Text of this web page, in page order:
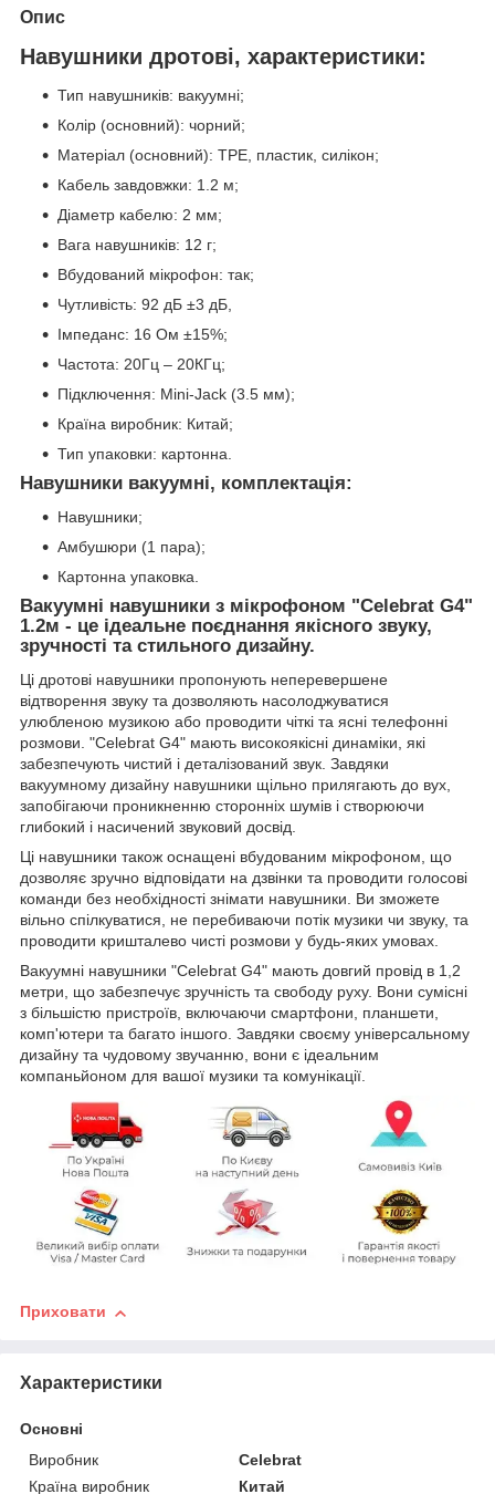
Опис
Навушники дротові, характеристики:
Тип навушників: вакуумні;
Колір (основний): чорний;
Матеріал (основний): TPE, пластик, силікон;
Кабель завдовжки: 1.2 м;
Діаметр кабелю: 2 мм;
Вага навушників: 12 г;
Вбудований мікрофон: так;
Чутливість: 92 дБ ±3 дБ,
Імпеданс: 16 Ом ±15%;
Частота: 20Гц – 20КГц;
Підключення: Mini-Jack (3.5 мм);
Країна виробник: Китай;
Тип упаковки: картонна.
Навушники вакуумні, комплектація:
Навушники;
Амбушюри (1 пара);
Картонна упаковка.
Вакуумні навушники з мікрофоном "Celebrat G4"
1.2м - це ідеальне поєднання якісного звуку,
зручності та стильного дизайну.
Ці дротові навушники пропонують неперевершене
відтворення звуку та дозволяють насолоджуватися
улюбленою музикою або проводити чіткі та ясні телефонні
розмови. "Celebrat G4" мають високоякісні динаміки, які
забезпечують чистий і деталізований звук. Завдяки
вакуумному дизайну навушники щільно прилягають до вух,
запобігаючи проникненню сторонніх шумів і створюючи
глибокий і насичений звуковий досвід.
Ці навушники також оснащені вбудованим мікрофоном, що
дозволяє зручно відповідати на дзвінки та проводити голосові
команди без необхідності знімати навушники. Ви зможете
вільно спілкуватися, не перебиваючи потік музики чи звуку, та
проводити кришталево чисті розмови у будь-яких умовах.
Вакуумні навушники "Celebrat G4" мають довгий провід в 1,2
метри, що забезпечує зручність та свободу руху. Вони сумісні
з більшістю пристроїв, включаючи смартфони, планшети,
комп'ютери та багато іншого. Завдяки своєму універсальному
дизайну та чудовому звучанню, вони є ідеальним
компаньйоном для вашої музики та комунікації.
Приховати
Характеристики
Основні
Виробник
Celebrat
Країна виробник
Китай